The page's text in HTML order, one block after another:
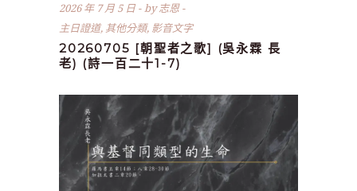
2026 年 7 月 5 日 by志恩
主日證道, 其他分類, 影音文字
20260705 [朝聖者之歌] (吳永霖 長
老) (詩一百二十1-7)